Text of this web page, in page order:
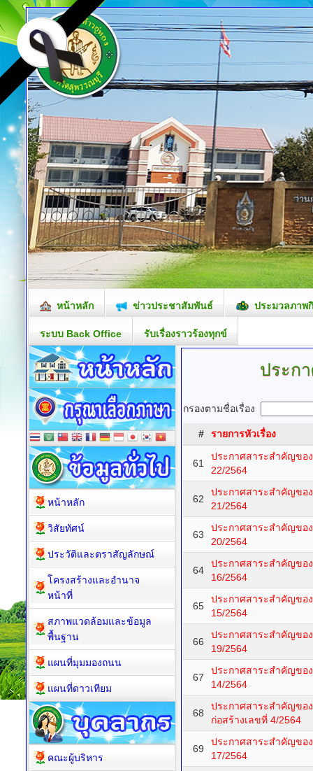
หน้าหลัก ข่าวประชาสัมพันธ์ ประมวลภาพ
ระบบ Back Office รับเรื่องราวร้องทุกข์
ประก
กรองตามชื่อเรื่อง
# รายการหัวเรื่อง
61
ประกาศสาระสำคัญขอ
22/2564
62
ประกาศสาระสำคัญขอ
21/2564
63
ประกาศสาระสำคัญขอ
20/2564
64
ประกาศสาระสำคัญขอ
16/2564
65
ประกาศสาระสำคัญขอ
15/2564
66
ประกาศสาระสำคัญขอ
19/2564
67
ประกาศสาระสำคัญขอ
14/2564
68
ประกาศสาระสำคัญข
ก่อสร้างเลขที่ 4/2564
69
ประกาศสาระสำคัญขอ
17/2564
หน้าหลัก
วิสัยทัศน์
ประวัติและตราสัญลักษณ์
โครงสร้างและอำนาจ
หน้าที่
สภาพแวดล้อมและข้อมูล
พื้นฐาน
แผนที่มุมมองถนน
แผนที่ดาวเทียม
คณะผู้บริหาร